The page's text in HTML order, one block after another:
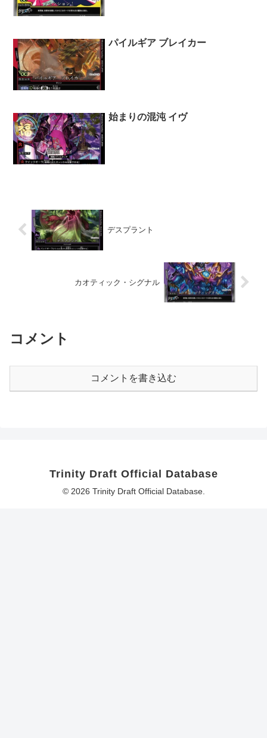
パイルギア ブレイカー
始まりの混沌 イヴ
デスプラント
カオティック・シグナル
コメント
コメントを書き込む
Trinity Draft Official Database
© 2026 Trinity Draft Official Database.